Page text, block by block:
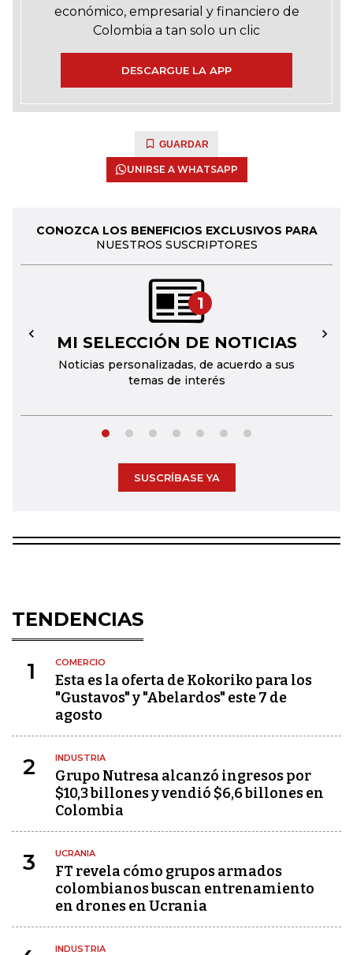
económico, empresarial y financiero de
Colombia a tan solo un clic
DESCARGUE LA APP
GUARDAR
UNIRSE A WHATSAPP
CONOZCA LOS BENEFICIOS EXCLUSIVOS PARA
NUESTROS SUSCRIPTORES
1
MI SELECCIÓN DE NOTICIAS
Noticias personalizadas, de acuerdo a sus
temas de interés
← →
SUSCRÍBASE YA
TENDENCIAS
1 COMERCIO
Esta es la oferta de Kokoriko para los
"Gustavos" y "Abelardos" este 7 de
agosto
2 INDUSTRIA
Grupo Nutresa alcanzó ingresos por
$10,3 billones y vendió $6,6 billones en
Colombia
3 UCRANIA
FT revela cómo grupos armados
colombianos buscan entrenamiento
en drones en Ucrania
INDUSTRIA